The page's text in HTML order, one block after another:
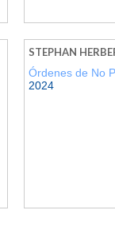
STEPHAN
Órdenes de No
2024